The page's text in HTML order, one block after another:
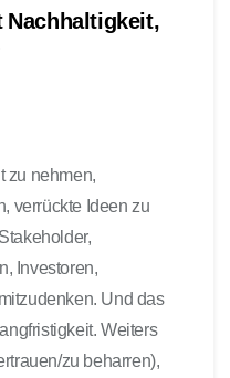
Nachhaltigkeit,
zu nehmen,
verrückte Ideen zu
Investoren,
Und das
Weiters
zu beharren),